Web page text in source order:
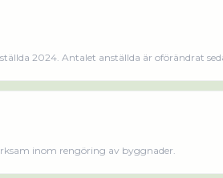
2024. Antalet anställda är oförändrat
inom rengöring av byggnader.